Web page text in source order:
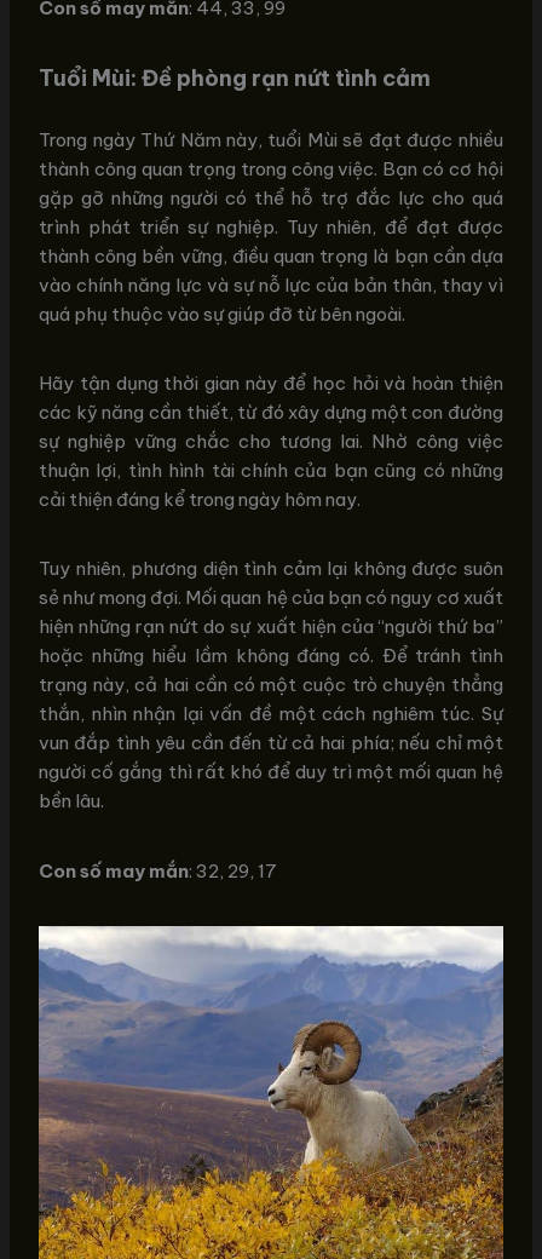
Con số may mắn: 44, 33, 99
Tuổi Mùi: Đề phòng rạn nứt tình cảm
Trong ngày Thứ Năm này, tuổi Mùi sẽ đạt được nhiều
thành công quan trọng trong công việc. Bạn có cơ hội
gặp gỡ những người có thể hỗ trợ đắc lực cho quá
trình phát triển sự nghiệp. Tuy nhiên, để đạt được
thành công bền vững, điều quan trọng là bạn cần dựa
vào chính năng lực và sự nỗ lực của bản thân, thay vì
quá phụ thuộc vào sự giúp đỡ từ bên ngoài.
Hãy tận dụng thời gian này để học hỏi và hoàn thiện
các kỹ năng cần thiết, từ đó xây dựng một con đường
sự nghiệp vững chắc cho tương lai. Nhờ công việc
thuận lợi, tình hình tài chính của bạn cũng có những
cải thiện đáng kể trong ngày hôm nay.
Tuy nhiên, phương diện tình cảm lại không được suôn
sẻ như mong đợi. Mối quan hệ của bạn có nguy cơ xuất
hiện những rạn nứt do sự xuất hiện của “người thứ ba”
hoặc những hiểu lầm không đáng có. Để tránh tình
trạng này, cả hai cần có một cuộc trò chuyện thẳng
thắn, nhìn nhận lại vấn đề một cách nghiêm túc. Sự
vun đắp tình yêu cần đến từ cả hai phía; nếu chỉ một
người cố gắng thì rất khó để duy trì một mối quan hệ
bền lâu.
Con số may mắn: 32, 29, 17